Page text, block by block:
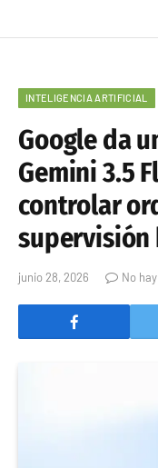
INTELIGENCIA ARTIFICIAL
Google da
Gemini 3.5
controlar
supervisión
junio 28, 2026 No